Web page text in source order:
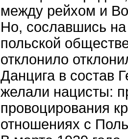
между рейхом и
Но, сославшись
польской
отклонило
Данцига в состав
желали нацисты:
провоцирования
отношениях с